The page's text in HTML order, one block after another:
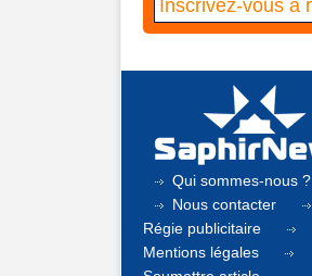
Qui sommes-nous ?
Nous contacter
Régie publicitaire
Mentions légales